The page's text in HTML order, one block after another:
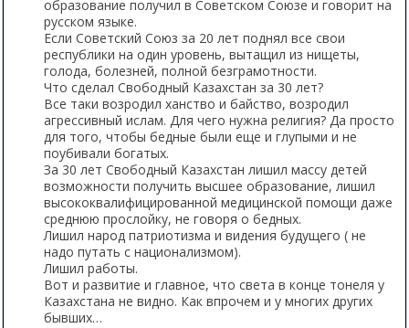
образование получил в Советском Союзе и говорит на
русском языке.
Если Советский Союз за 20 лет поднял все свои
республики на один уровень, вытащил из нищеты,
голода, болезней, полной безграмотности.
Что сделал Свободный Казахстан за 30 лет?
Все таки возродил ханство и байство, возродил
агрессивный ислам. Для чего нужна религия? Да просто
для того, чтобы бедные были еще и глупыми и не
поубивали богатых.
За 30 лет Свободный Казахстан лишил массу детей
возможности получить высшее образование, лишил
высококвалифицированной медицинской помощи даже
среднюю прослойку, не говоря о бедных.
Лишил народ патриотизма и видения будущего ( не
надо путать с национализмом).
Лишил работы.
Вот и развитие и главное, что света в конце тонеля у
Казахстана не видно. Как впрочем и у многих других
бывших…